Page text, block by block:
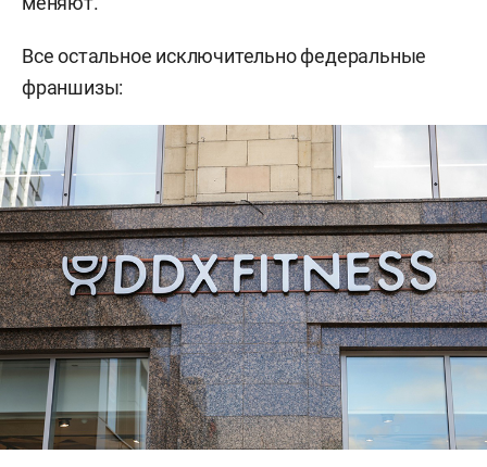
Все остальное исключительно федеральные
франшизы: